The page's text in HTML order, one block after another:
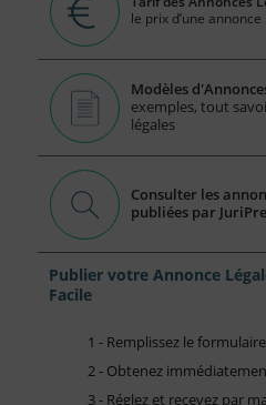
le prix d’une annonce
Modèles
exemples, tout
légales
Consulter les
publiées par
Publier votre Annonce
Facile
1 - Remplissez le formulaire
2 - Obtenez
3 - Réglez et recevez par